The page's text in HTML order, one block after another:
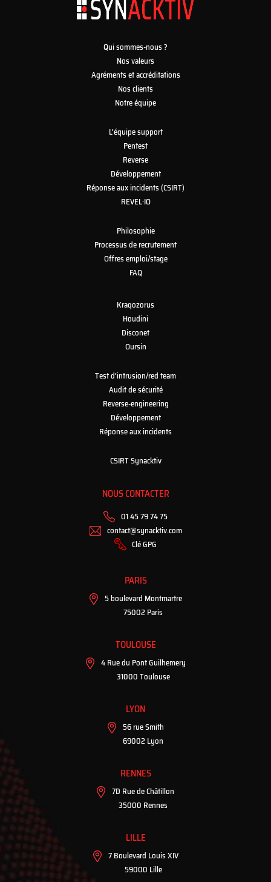
Qui sommes-nous ?
Nos valeurs
Agréments et accréditations
Nos clients
Notre équipe
L’équipe support
Pentest
Reverse
Développement
Réponse aux incidents (CSIRT)
REVEL·IO
Philosophie
Processus de recrutement
Offres emploi/stage
FAQ
Kraqozorus
Houdini
Disconet
Oursin
Test d’intrusion/red team
Audit de sécurité
Reverse-engineering
Développement
Réponse aux incidents
CSIRT Synacktiv
NOUS CONTACTER
01 45 79 74 75
contact@synacktiv.com
Clé GPG
PARIS
5 boulevard Montmartre
75002 Paris
TOULOUSE
4 Rue du Pont Guilhemery
31000 Toulouse
LYON
56 rue Smith
69002 Lyon
RENNES
7D Rue de Châtillon
35000 Rennes
LILLE
7 Boulevard Louis XIV
59000 Lille